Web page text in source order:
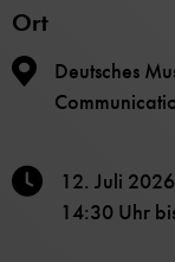
Ort
Deutsches
12. Juli 2026
14:30 Uhr